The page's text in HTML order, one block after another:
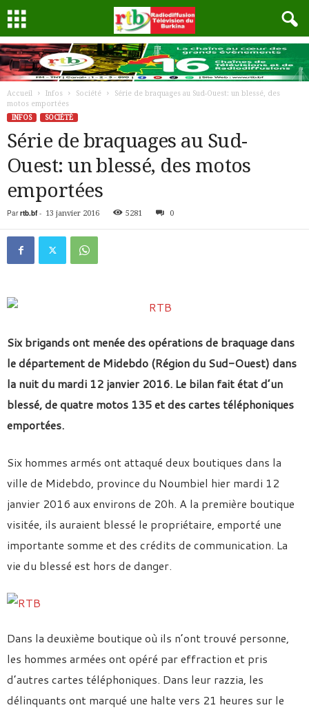
Accueil Infos Société
Série de braquages au Sud-Ouest: un blessé, des
motos emportées
INFOS
SOCIÉTÉ
Série de braquages au Sud-
Ouest: un blessé, des motos
emportées
Par rtb.bf- 13 janvier 2016 5281 0
Six brigands ont menée des opérations de braquage dans
le département de Midebdo (Région du Sud-Ouest) dans
la nuit du mardi 12 janvier 2016. Le bilan fait état d’un
blessé, de quatre motos 135 et des cartes téléphoniques
emportées.
Six hommes armés ont attaqué deux boutiques dans la
ville de Midebdo, province du Noumbiel hier mardi 12
janvier 2016 aux environs de 20h. A la première boutique
visitée, ils auraient blessé le propriétaire, emporté une
importante somme et des crédits de communication. La
vie du blessé est hors de danger.
Dans la deuxième boutique où ils n’ont trouvé personne,
les hommes armées ont opéré par effraction et pris
d’autres cartes téléphoniques. Dans leur razzia, les
délinquants ont marqué une halte vers 21 heures sur le